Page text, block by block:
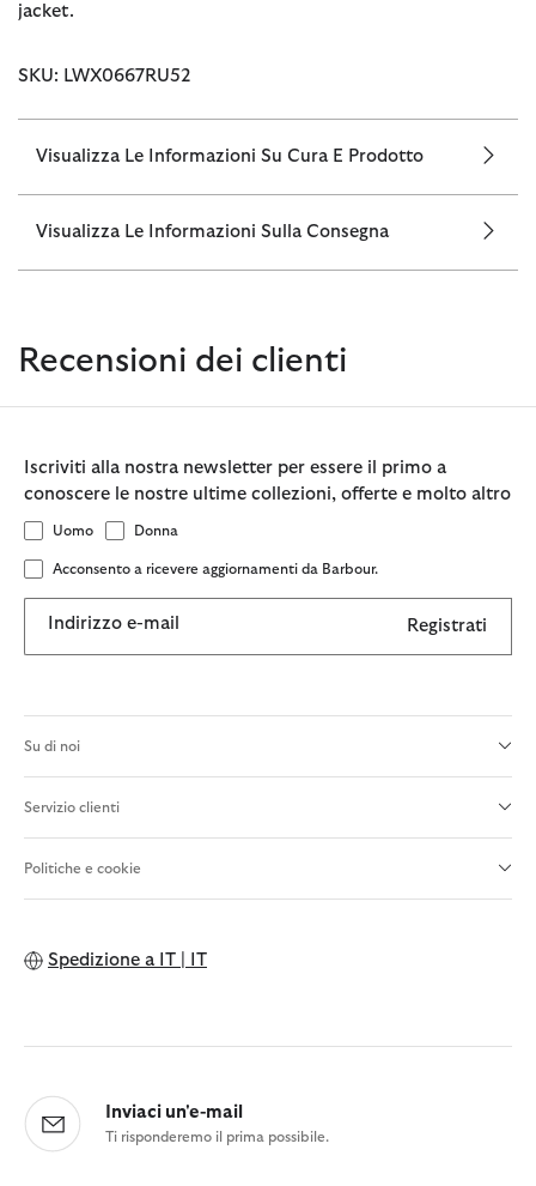
jacket.
SKU: LWX0667RU52
Visualizza Le Informazioni Su Cura E Prodotto
Visualizza Le Informazioni Sulla Consegna
Recensioni dei clienti
Iscriviti alla nostra newsletter per essere il primo a
conoscere le nostre ultime collezioni, offerte e molto altro
Uomo Donna
Acconsento a ricevere aggiornamenti da Barbour.
Indirizzo e-mail Registrati
Su di noi
Servizio clienti
Politiche e cookie
Spedizione a IT | IT
Inviaci un'e-mail
Ti risponderemo il prima possibile.